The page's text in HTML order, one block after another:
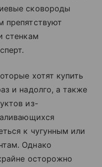
сковороды
препятствуют
стенкам
хотят купить
и надолго, а также
из-
к чугунным или
Однако
осторожно